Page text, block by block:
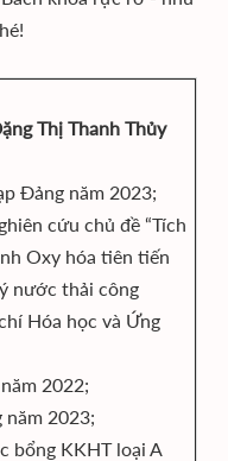
Thị Thanh Thủy
Đảng năm 2023;
cứu chủ đề “Tích
Oxy hóa tiên tiến
nước thải công
Hóa học và Ứng
2022;
năm 2023;
bổng KKHT loại A